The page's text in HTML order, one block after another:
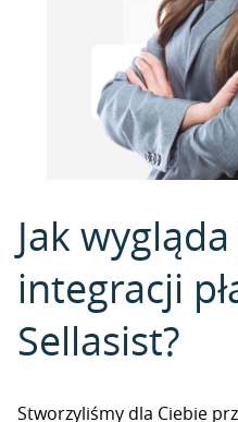
Jak
integracji
Sellasist?
Stworzyliśmy dla Ciebie